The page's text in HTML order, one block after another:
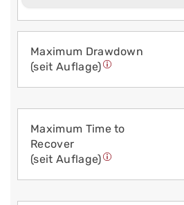
Maximum Drawdown
(seit Auflage)
Maximum Time to
Recover
(seit Auflage)